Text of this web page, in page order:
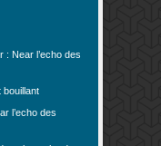
: Near l’echo des
bouillant
l’echo des